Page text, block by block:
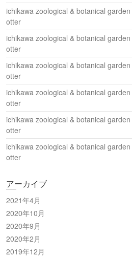
ichikawa zoological & botanical
otter
ichikawa zoological & botanical
otter
ichikawa zoological & botanical
otter
ichikawa zoological & botanical
otter
ichikawa zoological & botanical
otter
ichikawa zoological & botanical
otter
アーカイブ
2021年4月
2020年10月
2020年9月
2020年2月
2019年12月